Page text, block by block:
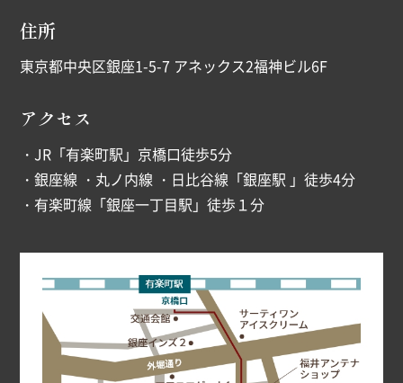
住所
東京都中央区銀座1-5-7 アネックス2福神ビル6F
アクセス
・JR「有楽町駅」京橋口徒歩5分
・銀座線 ・丸ノ内線 ・日比谷線「銀座駅 」徒歩4分
・有楽町線「銀座一丁目駅」徒歩１分